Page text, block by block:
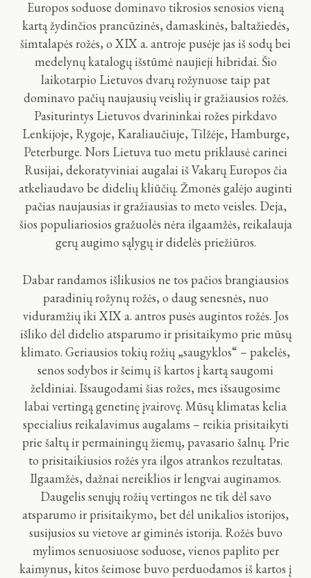
Europos soduose dominavo tikrosios senosios vieną
kartą žydinčios prancūzinės, damaskinės, baltažiedės,
šimtalapės rožės, o XIX a. antroje pusėje jas iš sodų bei
medelynų katalogų išstūmė naujieji hibridai. Šio
laikotarpio Lietuvos dvarų rožynuose taip pat
dominavo pačių naujausių veislių ir gražiausios rožės.
Pasiturintys Lietuvos dvarininkai rožes pirkdavo
Lenkijoje, Rygoje, Karaliaučiuje, Tilžėje, Hamburge,
Peterburge. Nors Lietuva tuo metu priklausė carinei
Rusijai, dekoratyviniai augalai iš Vakarų Europos čia
atkeliaudavo be didelių kliūčių. Žmonės galėjo auginti
pačias naujausias ir gražiausias to meto veisles. Deja,
šios populiariosios gražuolės nėra ilgaamžės, reikalauja
gerų augimo sąlygų ir didelės priežiūros.
Dabar randamos išlikusios ne tos pačios brangiausios
paradinių rožynų rožės, o daug senesnės, nuo
viduramžių iki XIX a. antros pusės augintos rožės. Jos
išliko dėl didelio atsparumo ir prisitaikymo prie mūsų
klimato. Geriausios tokių rožių „saugyklos“ – pakelės,
senos sodybos ir šeimų iš kartos į kartą saugomi
želdiniai. Išsaugodami šias rožes, mes išsaugosime
labai vertingą genetinę įvairovę. Mūsų klimatas kelia
specialius reikalavimus augalams – reikia prisitaikyti
prie šaltų ir permainingų žiemų, pavasario šalnų. Prie
to prisitaikiusios rožės yra ilgos atrankos rezultatas.
Ilgaamžės, dažnai nereiklios ir lengvai auginamos.
Daugelis senųjų rožių vertingos ne tik dėl savo
atsparumo ir prisitaikymo, bet dėl unikalios istorijos,
susijusios su vietove ar giminės istorija. Rožės buvo
mylimos senuosiuose soduose, vienos paplito per
kaimynus, kitos šeimose buvo perduodamos iš kartos į